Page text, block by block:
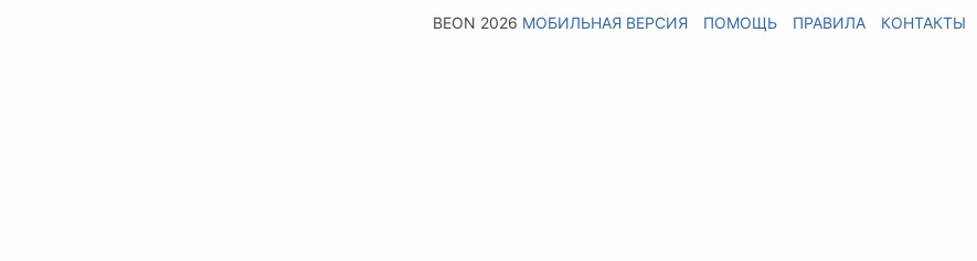
BEON 2026 МОБИЛЬНАЯ ВЕРСИЯ ПОМОЩЬ ПРАВИЛА КОНТАКТЫ